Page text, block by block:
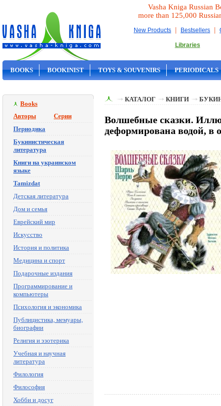
Vasha Kniga Russian
more than 125,000
New Products | Bestsellers |
Libraries
BOOKS BOOKINIST TOYS & SOUVENIRS PERIODICALS
Books
Авторы
Серии
Периодика
Букинистическая
литература
Книги на украинском
языке
Tamizdat
Детская литература
Дом и семья
Еврейский мир
Искусство
История и политика
Медицина и спорт
Подарочные издания
Программирование и
компьютеры
Психология и экономика
Публицистика, мемуары,
биографии
Религия и эзотерика
Учебная и научная
литература
Филология
Философия
Хобби и досуг
КАТАЛОГ КНИГИ
Волшебные сказки.
деформирована водой, в